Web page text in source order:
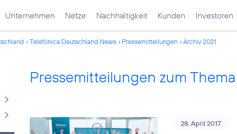
Unternehmen Netze Nachhaltigkeit Kunden Investoren
Telefónica Deutschland News Pressemitteilungen Archiv 2021
Pressemitteilungen zum
28. April 2017